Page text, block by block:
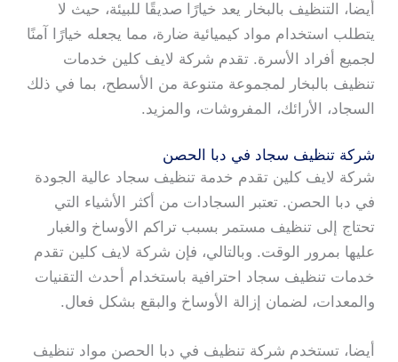
أيضا، التنظيف بالبخار يعد خيارًا صديقًا للبيئة، حيث لا
يتطلب استخدام مواد كيميائية ضارة، مما يجعله خيارًا آمنًا
لجميع أفراد الأسرة. تقدم شركة لايف كلين خدمات
تنظيف بالبخار لمجموعة متنوعة من الأسطح، بما في ذلك
السجاد، الأرائك، المفروشات، والمزيد.
شركة تنظيف سجاد في دبا الحصن
شركة لايف كلين تقدم خدمة تنظيف سجاد عالية الجودة
في دبا الحصن. تعتبر السجادات من أكثر الأشياء التي
تحتاج إلى تنظيف مستمر بسبب تراكم الأوساخ والغبار
عليها بمرور الوقت. وبالتالي، فإن شركة لايف كلين تقدم
خدمات تنظيف سجاد احترافية باستخدام أحدث التقنيات
والمعدات، لضمان إزالة الأوساخ والبقع بشكل فعال.
أيضا، تستخدم شركة تنظيف في دبا الحصن مواد تنظيف